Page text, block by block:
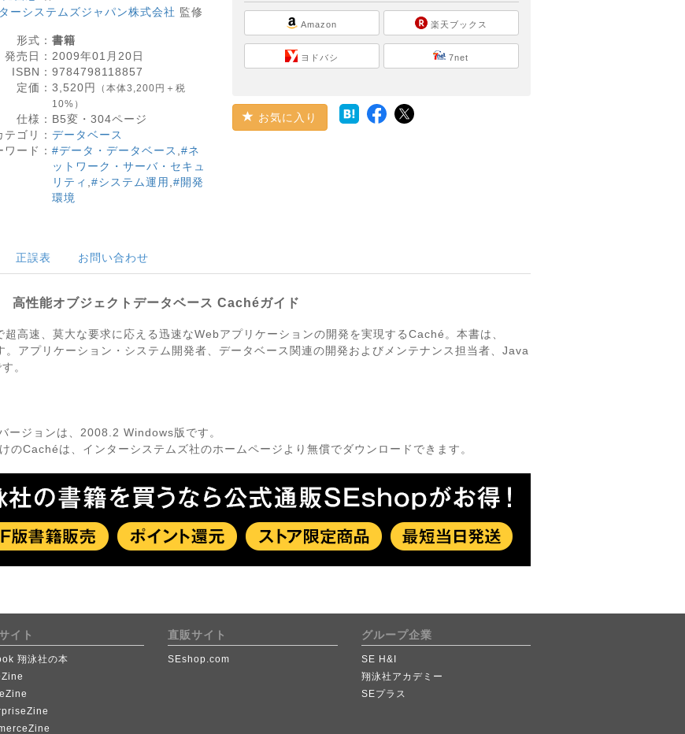
ーシステムズジャパン株式会社 監修
形式： 書籍
発売日： 2009年01月20日
ISBN： 9784798118857
定価： 3,520円
（本体3,200円＋税
10%）
仕様： B5変・ 304ページ
テゴリ： データベース
ワード： #データ・データベース #ネ
ットワーク・サーバ・セキュ
リティ #システム運用 #開発
環境
Amazon
ヨドバシ
楽天ブックス
7net
お気に入り
正誤表 お問い合わせ
高性能オブジェクトデータベース Cachéガイド
高速、莫大な要求に応える迅速なWebアプリケーションの開発を実現するCaché。本書は、
アプリケーション・システム開発者、データベース関連の開発およびメンテナンス担当者、Java
。
ージョンは、2008.2 Windows版です。
のCachéは、インターシステムズ社のホームページより無償でダウンロードできます。
イト
翔泳社の本
直販サイト
SEshop.com
グループ企業
SE H&I
翔泳社アカデミー
SEプラス